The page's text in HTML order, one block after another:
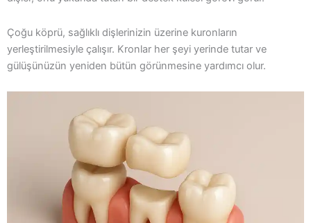
Çoğu köprü, sağlıklı dişlerinizin üzerine kuronların
yerleştirilmesiyle çalışır. Kronlar her şeyi yerinde tutar ve
gülüşünüzün yeniden bütün görünmesine yardımcı olur.